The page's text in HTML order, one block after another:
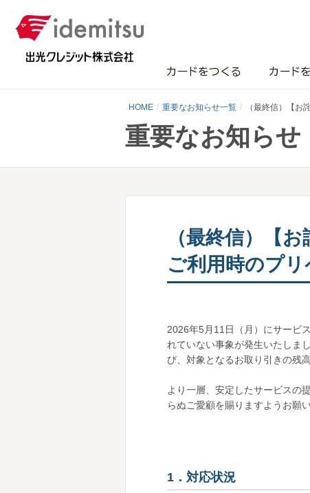
カードをつくる カード
HOME 重要なお知らせ一覧 （最終信）【お
重要なお知らせ
（最終信）【
ご利用時のプ
2026年5月11日（月）にサービ
れていない事象が発生いたしま
び、対象となるお取り引きの残
より一層、安定したサービスの
らぬご愛顧を賜りますようお願
1．対応状況